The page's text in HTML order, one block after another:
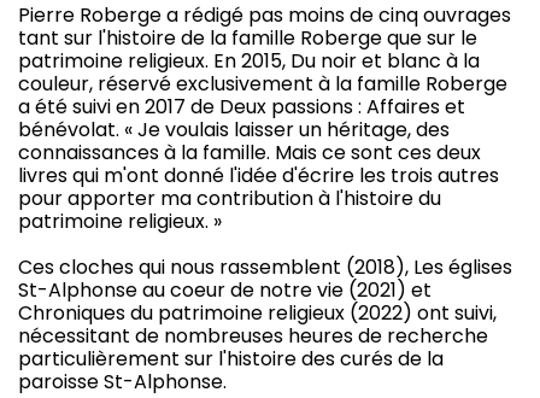
Pierre Roberge a rédigé pas moins de cinq ouvrages
tant sur l'histoire de la famille Roberge que sur le
patrimoine religieux. En 2015, Du noir et blanc à la
couleur, réservé exclusivement à la famille Roberge
a été suivi en 2017 de Deux passions : Affaires et
bénévolat. « Je voulais laisser un héritage, des
connaissances à la famille. Mais ce sont ces deux
livres qui m'ont donné l'idée d'écrire les trois autres
pour apporter ma contribution à l'histoire du
patrimoine religieux. »
Ces cloches qui nous rassemblent (2018), Les églises
St-Alphonse au coeur de notre vie (2021) et
Chroniques du patrimoine religieux (2022) ont suivi,
nécessitant de nombreuses heures de recherche
particulièrement sur l'histoire des curés de la
paroisse St-Alphonse.